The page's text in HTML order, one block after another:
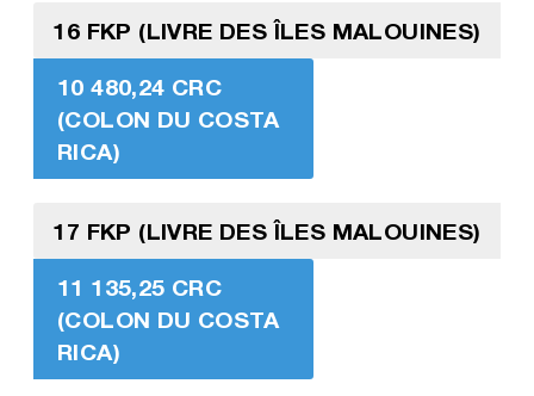
16 FKP (LIVRE DES ÎLES MALOUINES)
10 480,24 CRC
(COLON DU COSTA
RICA)
17 FKP (LIVRE DES ÎLES MALOUINES)
11 135,25 CRC
(COLON DU COSTA
RICA)